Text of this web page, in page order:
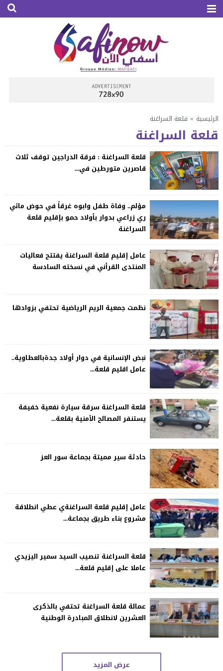
الرئيسية » قلعة السراغنة
قلعة السراغنة
قلعة السراغنة : فرقة الدراجين توقف ثلاث
قاصرين متورطين في...
مؤلم.. وفاة طفل وابوه غرقاً في حوض مائي
ري زراعي بدوار بأولاد حمو بإقليم قلعة
السراغنة
عامل إقليم قلعة السراغنة يفتتح فعاليات
المنتدى القرأني في نسخته السادسة
نظمت جمعية الريم الرياضية تحتفي بزوادها
نبض الإنسانية في دوار أولاد جدةبالعطاوية..
عامل اقليم قلعة...
قلعة السراغنة سرقة سيارة نفعية خفيفة
يستنفر المصالح الأمنية بقلعة...
حادثة سير مميتة بجماعة سور العز
عامل إقليم قلعة السراغنةي عطي انطلاقة
مشروع بناء طريق بجماعة...
قلعة السراغنة تنصيب السيد سمير اليزيدي
عاملا على إقليم قلعة...
عمالة قلعة السراغنة تحتفي بالذكرى
العشرين لانطلاق المبادرة الوطنية
عرض المزيد